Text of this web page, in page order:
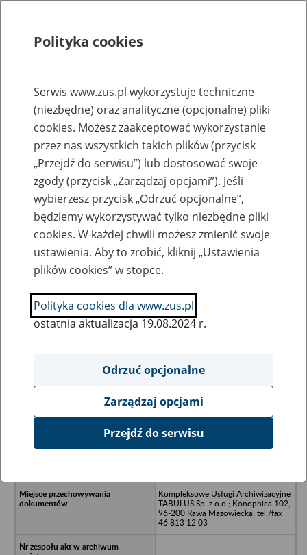
Rejestry, ewidencje i archiwa
Baza zlikwidowanych lub
przekształconych zakładów pracy
Nazwa zakładu pracy:
SZUKAJ
Ukryj wszystkie pozycje bazy
Rolnicza Spółdzielnia Produkcyjna
Kompleksowe Usługi Archiwizacyjne
TABULUS Sp. z o.o.; Konopnica 102,
96-200 Rawa Mazowiecka; tel./fax
46 813 12 03
Polityka cookies
Serwis www.zus.pl wykorzystuje techniczne
(niezbędne) oraz analityczne (opcjonalne) pliki
cookies. Możesz zaakceptować wykorzystanie
przez nas wszystkich takich plików (przycisk
„Przejdź do serwisu”) lub dostosować swoje
zgody (przycisk „Zarządzaj opcjami”). Jeśli
wybierzesz przycisk „Odrzuć opcjonalne”,
będziemy wykorzystywać tylko niezbędne pliki
cookies. W każdej chwili możesz zmienić swoje
ustawienia. Aby to zrobić, kliknij „Ustawienia
plików cookies” w stopce.
Polityka cookies dla www.zus.pl
ostatnia aktualizacja 19.08.2024 r.
Odrzuć opcjonalne
Zarządzaj opcjami
Przejdź do serwisu